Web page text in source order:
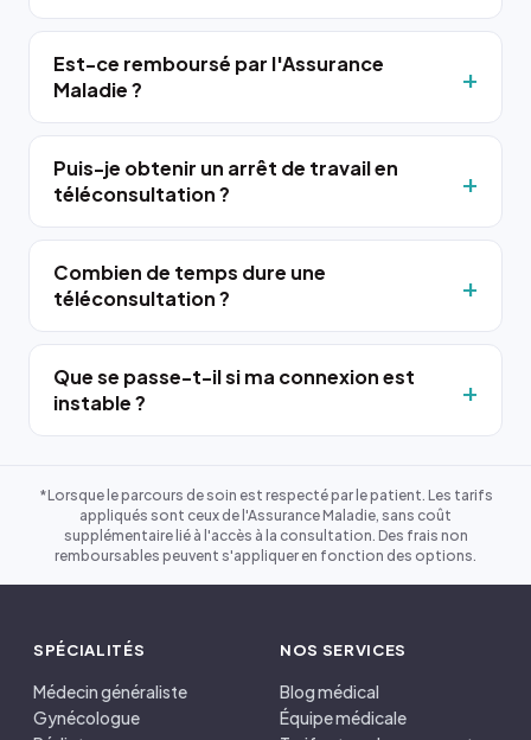
Est-ce remboursé par l'Assurance
Maladie ?
Puis-je obtenir un arrêt de travail en
téléconsultation ?
Combien de temps dure une
téléconsultation ?
Que se passe-t-il si ma connexion est
instable ?
*Lorsque le parcours de soin est respecté par le patient. Les tarifs
appliqués sont ceux de l'Assurance Maladie, sans coût
supplémentaire lié à l'accès à la consultation. Des frais non
remboursables peuvent s'appliquer en fonction des options.
SPÉCIALITÉS
Médecin généraliste
Gynécologue
NOS SERVICES
Blog médical
Équipe médicale